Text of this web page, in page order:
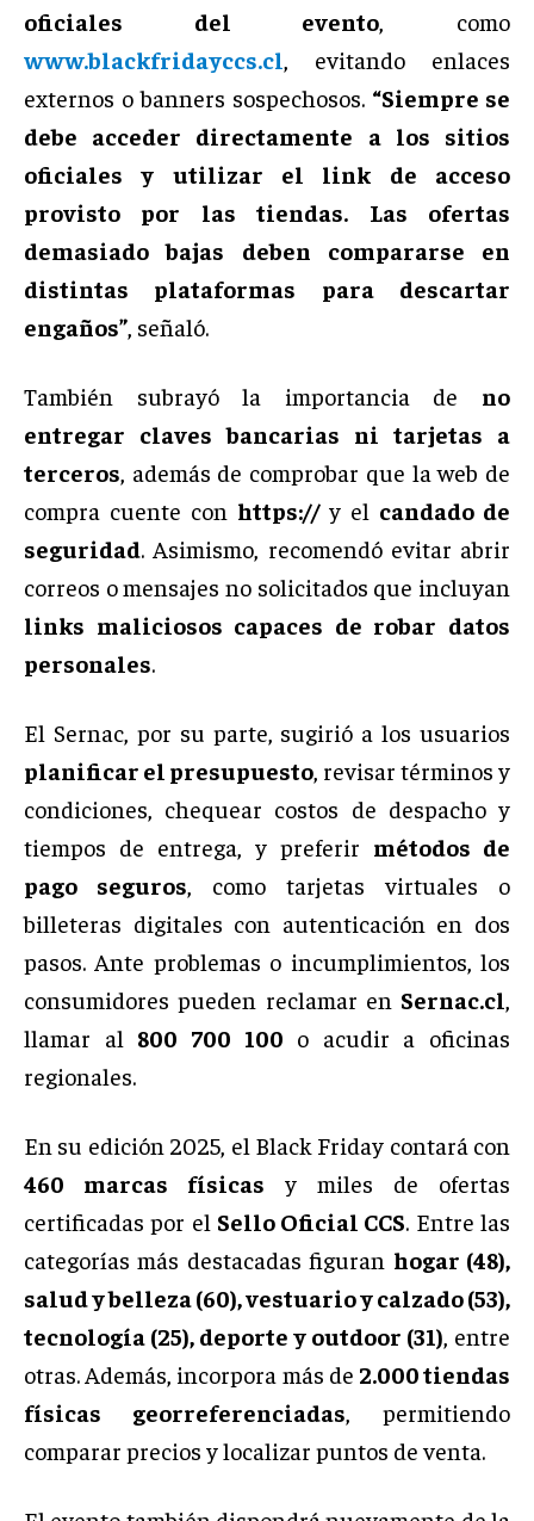
oficiales del evento, como
www.blackfridayccs.cl, evitando enlaces
externos o banners sospechosos. “Siempre se
debe acceder directamente a los sitios
oficiales y utilizar el link de acceso
provisto por las tiendas. Las ofertas
demasiado bajas deben compararse en
distintas plataformas para descartar
engaños”, señaló.
También subrayó la importancia de no
entregar claves bancarias ni tarjetas a
terceros, además de comprobar que la web de
compra cuente con https://y el candado de
seguridad. Asimismo, recomendó evitar abrir
correos o mensajes no solicitados que incluyan
links maliciosos capaces de robar datos
personales.
El Sernac, por su parte, sugirió a los usuarios
planificar el presupuesto, revisar términos y
condiciones, chequear costos de despacho y
tiempos de entrega, y preferir métodos de
pago seguros, como tarjetas virtuales o
billeteras digitales con autenticación en dos
pasos. Ante problemas o incumplimientos, los
consumidores pueden reclamar en Sernac.cl,
llamar al 800 700 100 o acudir a oficinas
regionales.
En su edición 2025, el Black Friday contará con
460 marcas físicas y miles de ofertas
certificadas por el Sello Oficial CCS. Entre las
categorías más destacadas figuran hogar (48),
salud y belleza (60), vestuario y calzado (53),
tecnología (25), deporte y outdoor (31), entre
otras. Además, incorpora más de 2.000 tiendas
físicas georreferenciadas, permitiendo
comparar precios y localizar puntos de venta.